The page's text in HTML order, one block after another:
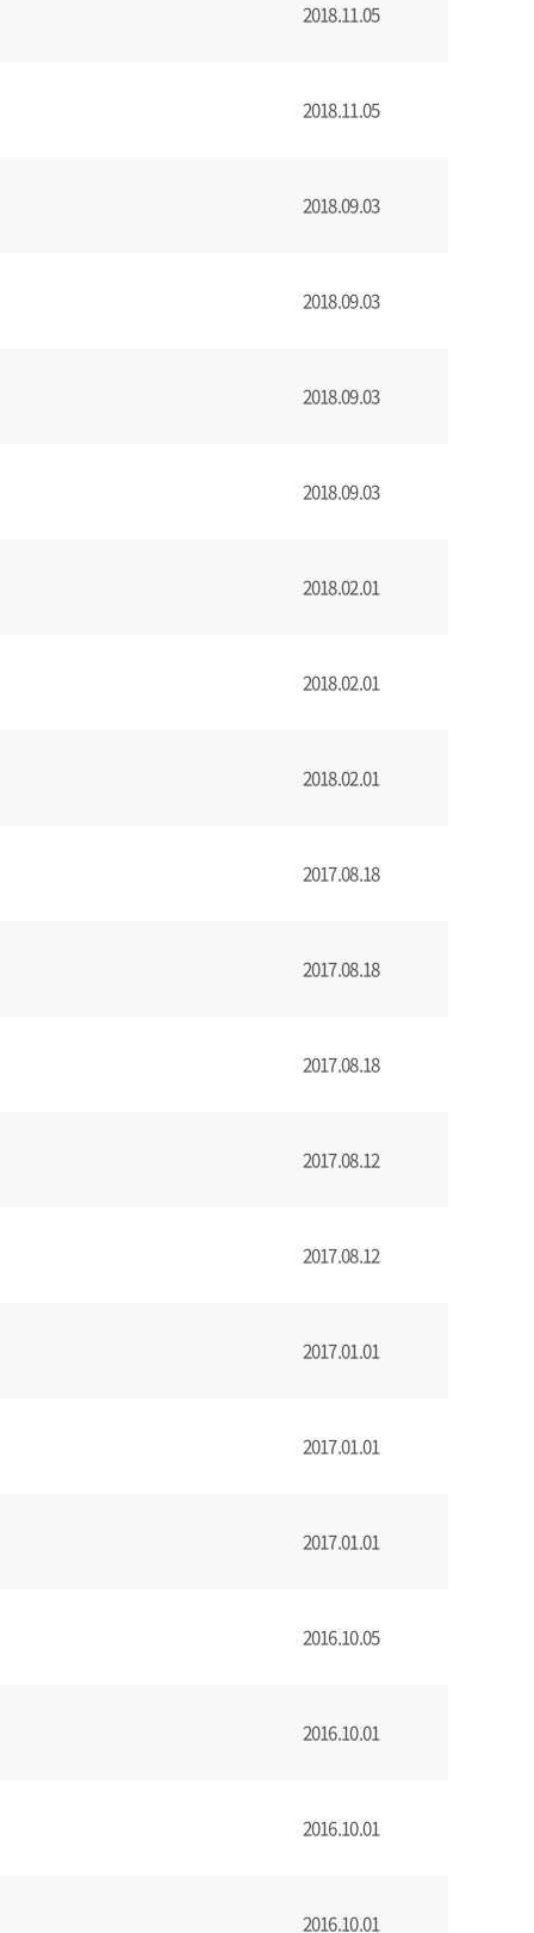
2018.11.05
2018.11.05
2018.09.03
2018.09.03
2018.09.03
2018.09.03
2018.02.01
2018.02.01
2018.02.01
2017.08.18
2017.08.18
2017.08.18
2017.08.12
2017.08.12
2017.01.01
2017.01.01
2017.01.01
2016.10.05
2016.10.01
2016.10.01
2016.10.01